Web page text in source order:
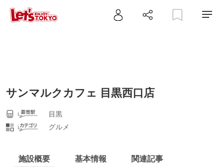
サンマルクカフェ 目黒西口店
目黒
グルメ
施設概要 基本情報 関連記事